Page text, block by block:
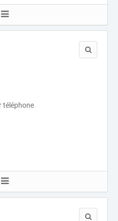
téléphone